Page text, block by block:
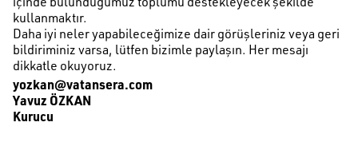
kullanmaktır.
Daha iyi neler yapabileceğimize dair görüşleriniz veya geri
bildiriminiz varsa, lütfen bizimle paylaşın. Her mesajı
dikkatle okuyoruz.
yozkan@vatansera.com
Yavuz ÖZKAN
Kurucu